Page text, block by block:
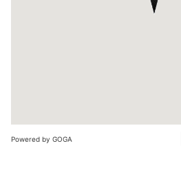
Powered by GOGA